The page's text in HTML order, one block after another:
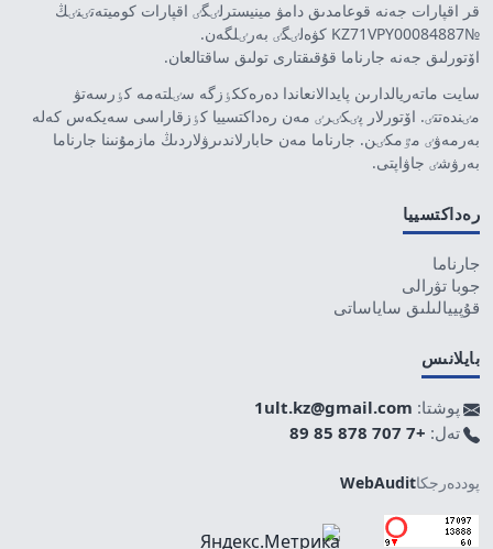
قر اقپارات جەنە قوعامدىق دامۋ مينيسترلٸگٸ اقپارات كوميتەتٸنٸڭ
№KZ71VPY00084887 كۋەلٸگٸ بەرٸلگەن.
اۆتورلىق جەنە جارناما قۇقىقتارى تولىق ساقتالعان.
سايت ماتەريالدارىن پايدالانعاندا دەرەككٶزگە سٸلتەمە كٶرسەتۋ
مٸندەتتٸ. اۆتورلار پٸكٸرٸ مەن رەداكتسييا كٶزقاراسى سەيكەس كەلە
بەرمەۋٸ مٷمكٸن. جارناما مەن حابارلاندىرۋلاردىڭ مازمۇنىنا جارناما
بەرۋشٸ جاۋاپتى.
رەداكتسييا
جارناما
جوبا تۋرالى
قۇپييالىلىق ساياساتى
بايلانىس
پوشتا: 1ult.kz@gmail.com
تەل: +7 707 878 85 89
پوددەرجكاWebAudit